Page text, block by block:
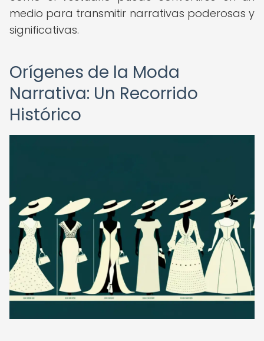
medio para transmitir narrativas poderosas y
significativas.
Orígenes de la Moda
Narrativa: Un Recorrido
Histórico